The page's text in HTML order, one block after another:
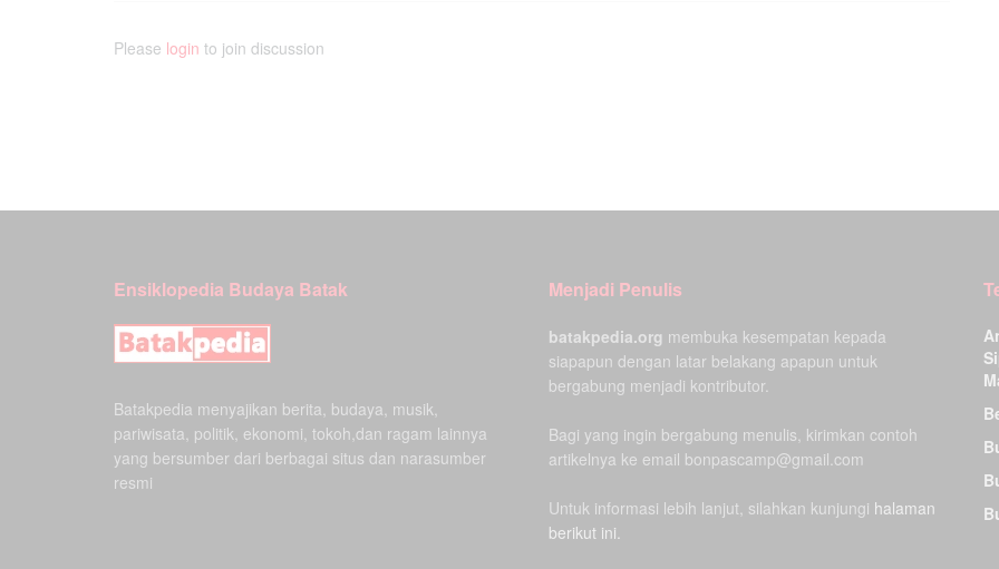
Please login to join discussion
Ensiklopedia Budaya Batak
Batakpedia menyajikan berita, budaya, musik,
pariwisata, politik, ekonomi, tokoh,dan ragam lainnya
yang bersumber dari berbagai situs dan narasumber
resmi
Menjadi Penulis
batakpedia.org membuka kesempatan kepada
siapapun dengan latar belakang apapun untuk
bergabung menjadi kontributor.
Bagi yang ingin bergabung menulis, kirimkan contoh
artikelnya ke email bonpascamp@gmail.com
Untuk informasi lebih lanjut, silahkan kunjungi halaman
berikut ini.